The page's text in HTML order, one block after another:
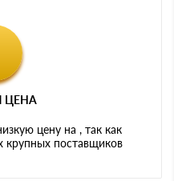
ЦЕНА
цену на , так как
крупных поставщиков